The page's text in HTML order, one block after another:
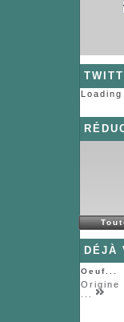
DÉJÀ
Oeuf...
Origine